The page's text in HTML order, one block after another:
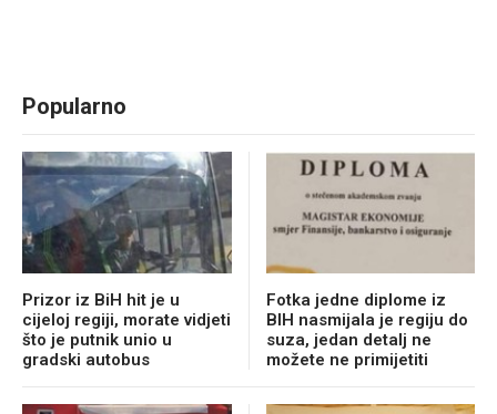
Popularno
Prizor iz BiH hit je u
cijeloj regiji, morate vidjeti
što je putnik unio u
gradski autobus
Fotka jedne diplome iz
BIH nasmijala je regiju do
suza, jedan detalj ne
možete ne primijetiti